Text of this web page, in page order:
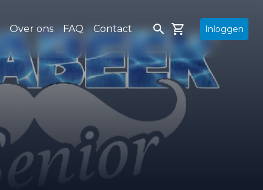
Over ons FAQ Contact Inloggen